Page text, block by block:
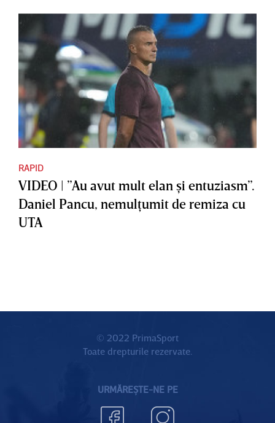
RAPID
VIDEO | ”Au avut mult elan şi entuziasm”.
Daniel Pancu, nemulţumit de remiza cu
UTA
© 2022 PrimaSport
Toate drepturile rezervate.
URMĂREȘTE-NE PE